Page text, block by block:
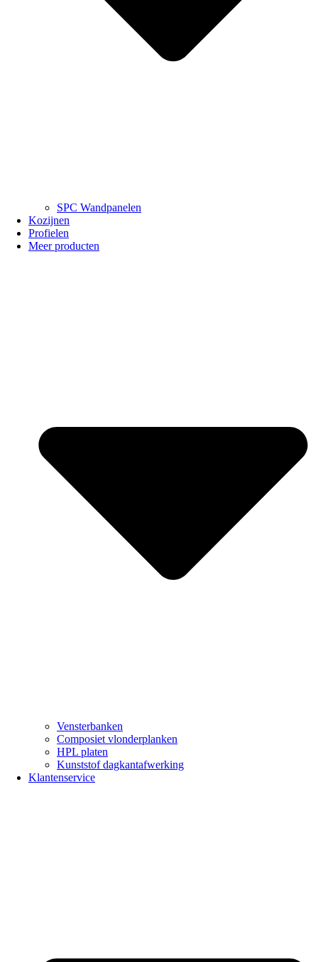
SPC Wandpanelen
Kozijnen
Profielen
Meer producten
Vensterbanken
Composiet vlonderplanken
HPL platen
Kunststof dagkantafwerking
Klantenservice